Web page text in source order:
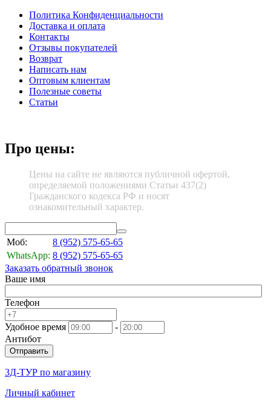
Политика Конфиденциальности
Доставка и оплата
Контакты
Отзывы покупателей
Возврат
Написать нам
Оптовым клиентам
Полезные советы
Статьи
Про цены:
Цены на сайте не являются публичной офертой,
определяемой положениями Статьи 437(2)
Гражданского кодекса РФ и носят
ознакомительный характер.
Моб: 8 (952) 575-65-65
WhatsApp: 8 (952) 575-65-65
Заказать обратный звонок
Ваше имя
Телефон
Удобное время
-
Антибот
Отправить
3Д-ТУР по магазину
Личный кабинет